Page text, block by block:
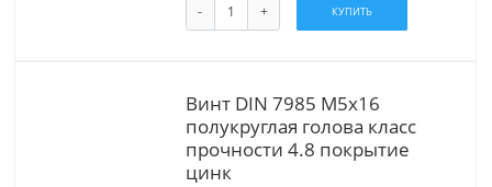
- + КУПИТЬ
Винт DIN 7985 М5х16
полукруглая голова класс
прочности 4.8 покрытие
цинк